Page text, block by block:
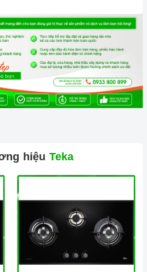
có thể dùng giấy ướt hoặc chất
mặt bếp.
này khi bếp đã nguội và cách xa
bảo an toàn.
giữ cẩn thận và bảo quản mặt
ảnh hưởng đến cảm ứng bếp..
họa
hiệu Teka